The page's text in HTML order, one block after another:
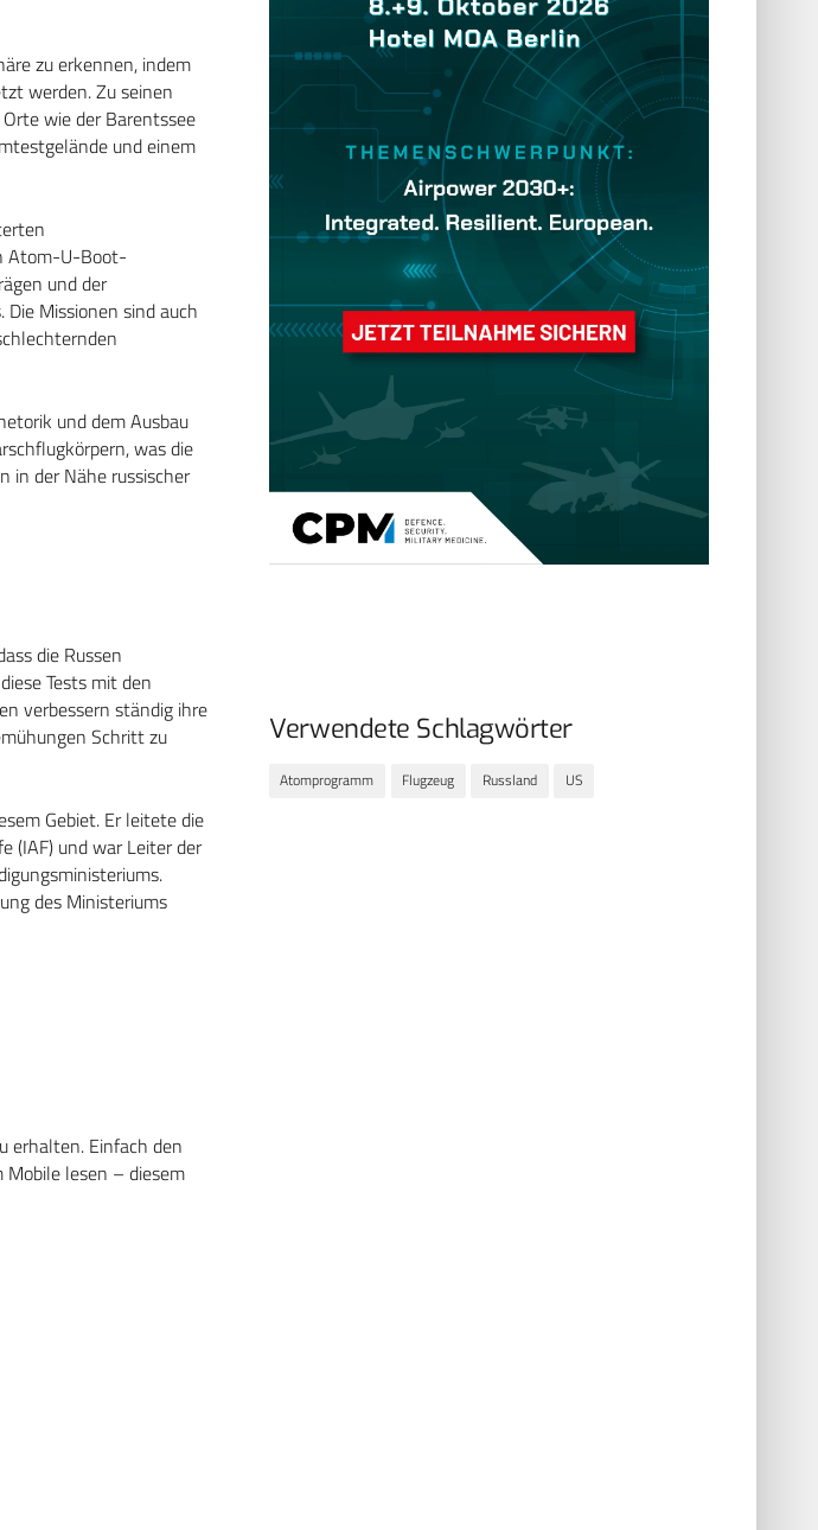
zu erkennen, indem
werden. Zu seinen
wie der Barentssee
und einem
Atom-U-Boot-
und der
Missionen sind auch
und dem Ausbau
was die
in der Nähe russischer
die Russen
Tests mit den
verbessern ständig ihre
Schritt zu
Gebiet. Er leitete die
(IAF) und war Leiter der
des Ministeriums
erhalten. Einfach den
lesen – diesem
Verwendete Schlagwörter
Atomprogramm Flugzeug Russland US